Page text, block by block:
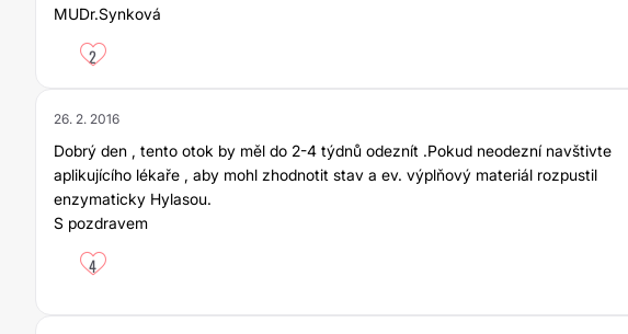
MUDr.Synková
2
26. 2. 2016
Dobrý den , tento otok by měl do 2-4 týdnů odeznít .Pokud neodezní navštivte
aplikujícího lékaře , aby mohl zhodnotit stav a ev. výplňový materiál rozpustil
enzymaticky Hylasou.
S pozdravem
4